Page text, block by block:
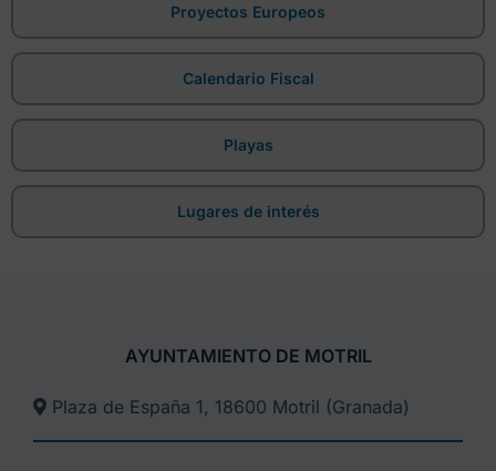
Proyectos Europeos
Calendario Fiscal
Playas
Lugares de interés
AYUNTAMIENTO DE MOTRIL
Plaza de España 1, 18600 Motril (Granada)​